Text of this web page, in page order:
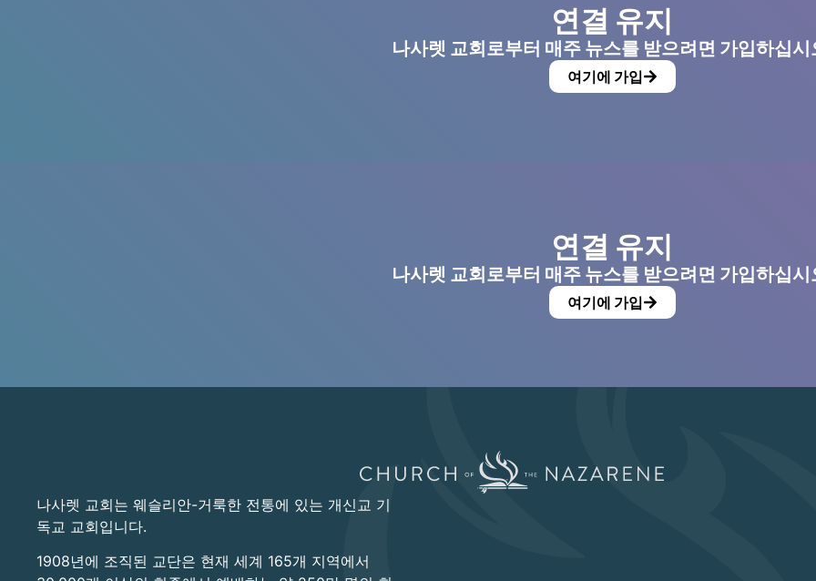
연결 유지
나사렛 교회로부터 매주 뉴스를 받으려면 가입하십시
여기에 가입
연결 유지
나사렛 교회로부터 매주 뉴스를 받으려면 가입하십시
여기에 가입
나사렛 교회는 웨슬리안-거룩한 전통에 있는 개신교 기
독교 교회입니다.
1908년에 조직된 교단은 현재 세계 165개 지역에서